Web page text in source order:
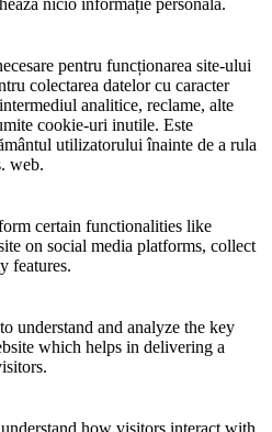
nicio informație personală.
pentru funcționarea site-ului
colectarea datelor cu caracter
analitice, reclame, alte
cookie-uri inutile. Este
utilizatorului înainte de a rula
web.
certain functionalities like
on social media platforms, collect
features.
understand and analyze the key
which helps in delivering a